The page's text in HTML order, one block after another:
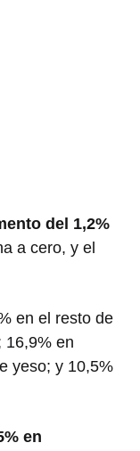
del 1,2%
a cero, y el
en el resto de
16,9% en
yeso; y 10,5%
en